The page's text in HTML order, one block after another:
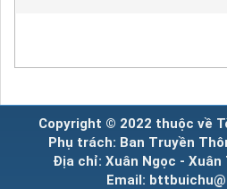
Copyright © 2022 thuộc về
Phụ trách: Ban Truyền
Địa chỉ: Xuân Ngọc -
Email: